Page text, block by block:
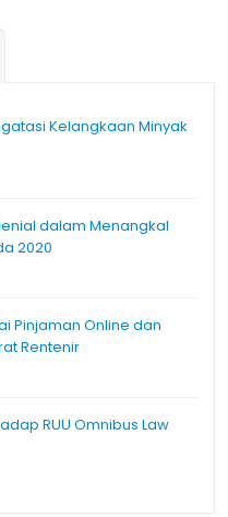
Kelangkaan Minyak
dalam Menangkal
2020
Pinjaman Online dan
Rentenir
RUU Omnibus Law